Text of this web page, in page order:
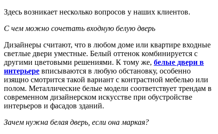
Здесь возникает несколько вопросов у наших клиентов.
С чем можно сочетать входную белую дверь
Дизайнеры считают, что в любом доме или квартире входные
светлые двери уместные. Белый оттенок комбинируется с
другими цветовыми решениями. К тому же, белые двери в
интерьере вписываются в любую обстановку, особенно
изящно смотрится такой вариант с контрастной мебелью или
полом. Металлические белые модели соответствует трендам в
современном дизайнерском искусстве при обустройстве
интерьеров и фасадов зданий.
Зачем нужна белая дверь, если она маркая?